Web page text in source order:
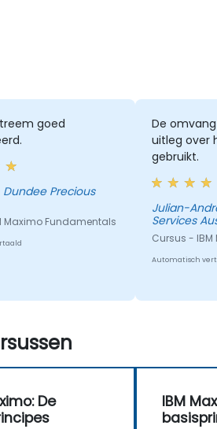
goed
Maximo Fundamentals
De
uitleg over
gebruikt.
Julian-Andrei - World
Services
Cursus -
Automatisch
De
IBM